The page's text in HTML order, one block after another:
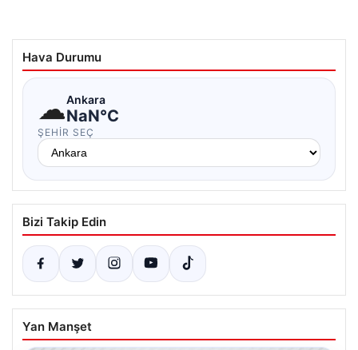
Hava Durumu
☁Ankara
NaN°C
ŞEHIR SEÇ
Bizi Takip Edin
Yan Manşet